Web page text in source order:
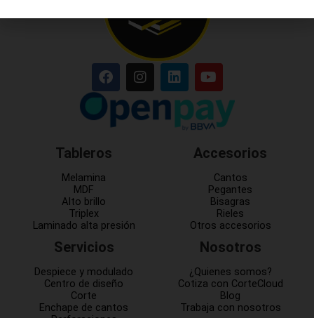
Tableros
Melamina
MDF
Alto brillo
Triplex
Laminado alta presión
Servicios
Despiece y modulado
Centro de diseño
Corte
Enchape de cantos
Accesorios
Cantos
Pegantes
Bisagras
Rieles
Otros accesorios
Nosotros
¿Quienes somos?
Cotiza con CorteCloud
Blog
Trabaja con nosotros